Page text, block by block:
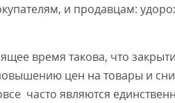
и продавцам:
время такова, что
цен на товары и
часто являются